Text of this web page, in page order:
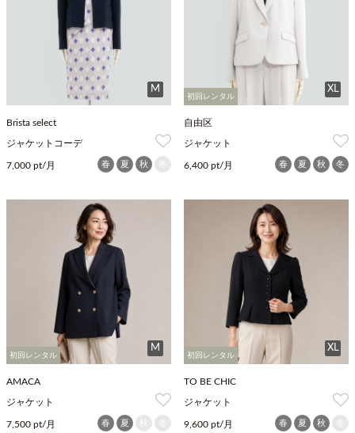
M
Brista select
ジャケットコーデ
7,000 pt/月 春 夏 秋
初回レンタル
XL
自由区
ジャケット
6,400 pt/月 春 夏 秋 冬
初回レンタル
M
AMACA
ジャケット
7,500 pt/月 春 夏
初回レンタル
XL
TO BE CHIC
ジャケット
9,600 pt/月 春 夏 秋